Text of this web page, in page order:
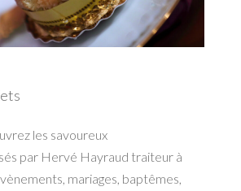
les savoureux
par Hervé Hayraud traiteur à
mariages, baptêmes,